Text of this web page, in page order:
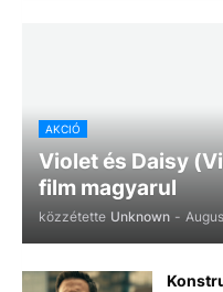
AKCIÓ
Violet és Daisy
film magyarul
közzétette Unknown -